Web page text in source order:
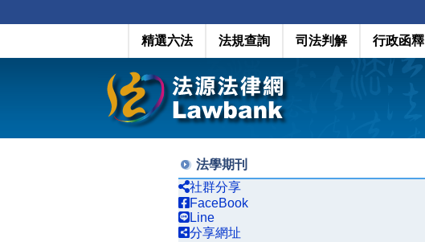
精選六法 法規查詢 司法判解 行政函釋
法學期刊
社群分享
FaceBook
Line
分享網址